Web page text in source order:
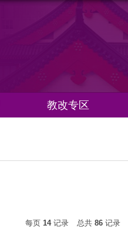
教改专区
每页 14记录 总共 86记录